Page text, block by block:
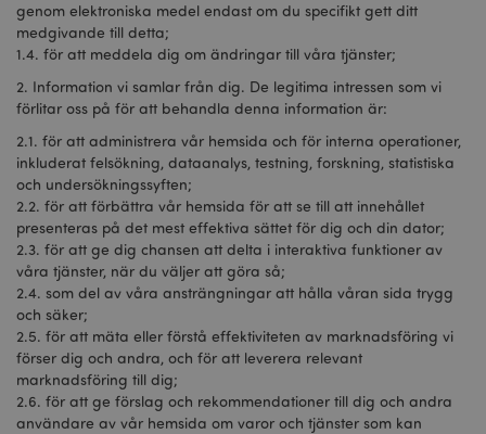
genom elektroniska medel endast om du specifikt gett ditt
medgivande till detta;
1.4. för att meddela dig om ändringar till våra tjänster;
2. Information vi samlar från dig. De legitima intressen som vi
förlitar oss på för att behandla denna information är:
2.1. för att administrera vår hemsida och för interna operationer,
inkluderat felsökning, dataanalys, testning, forskning, statistiska
och undersökningssyften;
2.2. för att förbättra vår hemsida för att se till att innehållet
presenteras på det mest effektiva sättet för dig och din dator;
2.3. för att ge dig chansen att delta i interaktiva funktioner av
våra tjänster, när du väljer att göra så;
2.4. som del av våra ansträngningar att hålla våran sida trygg
och säker;
2.5. för att mäta eller förstå effektiviteten av marknadsföring vi
förser dig och andra, och för att leverera relevant
marknadsföring till dig;
2.6. för att ge förslag och rekommendationer till dig och andra
användare av vår hemsida om varor och tjänster som kan